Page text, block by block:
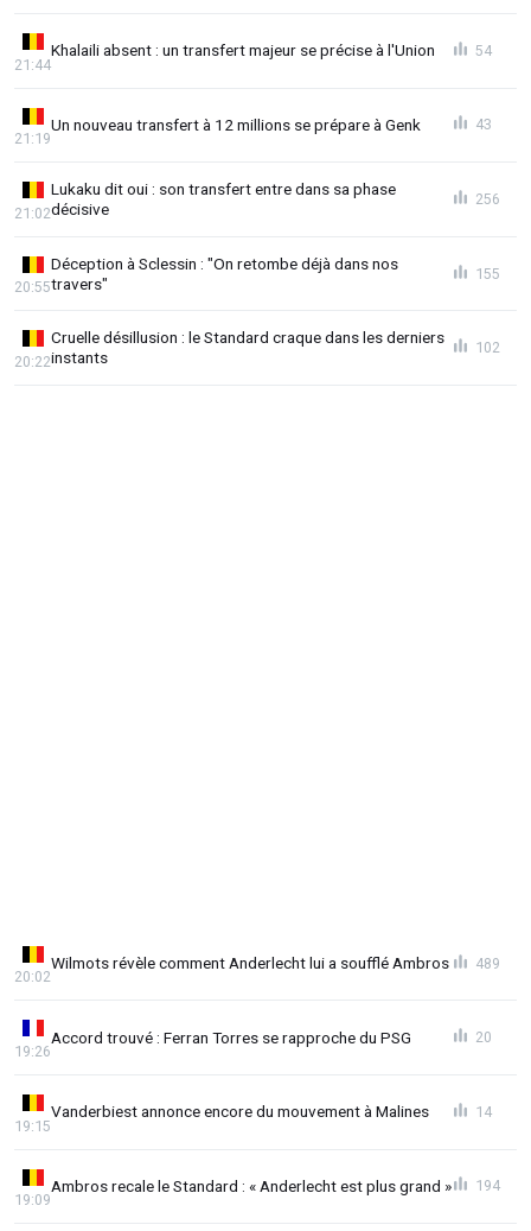
Khalaili absent : un transfert majeur se précise à l'Union
21:44
54
Un nouveau transfert à 12 millions se prépare à Genk
21:19
43
Lukaku dit oui : son transfert entre dans sa phase
décisive
21:02
256
Déception à Sclessin : "On retombe déjà dans nos
travers"
20:55
155
Cruelle désillusion : le Standard craque dans les derniers
instants
20:22
102
Wilmots révèle comment Anderlecht lui a soufflé Ambros
20:02
489
Accord trouvé : Ferran Torres se rapproche du PSG
19:26
20
Vanderbiest annonce encore du mouvement à Malines
19:15
14
Ambros recale le Standard : « Anderlecht est plus grand »
19:09
194